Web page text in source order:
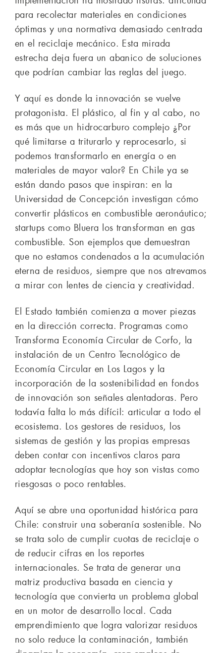
para recolectar materiales en condiciones
óptimas y una normativa demasiado centrada
en el reciclaje mecánico. Esta mirada
estrecha deja fuera un abanico de soluciones
que podrían cambiar las reglas del juego.
Y aquí es donde la innovación se vuelve
protagonista. El plástico, al fin y al cabo, no
es más que un hidrocarburo complejo ¿Por
qué limitarse a triturarlo y reprocesarlo, si
podemos transformarlo en energía o en
materiales de mayor valor? En Chile ya se
están dando pasos que inspiran: en la
Universidad de Concepción investigan cómo
convertir plásticos en combustible aeronáutico;
startups como Bluera los transforman en gas
combustible. Son ejemplos que demuestran
que no estamos condenados a la acumulación
eterna de residuos, siempre que nos atrevamos
a mirar con lentes de ciencia y creatividad.
El Estado también comienza a mover piezas
en la dirección correcta. Programas como
Transforma Economía Circular de Corfo, la
instalación de un Centro Tecnológico de
Economía Circular en Los Lagos y la
incorporación de la sostenibilidad en fondos
de innovación son señales alentadoras. Pero
todavía falta lo más difícil: articular a todo el
ecosistema. Los gestores de residuos, los
sistemas de gestión y las propias empresas
deben contar con incentivos claros para
adoptar tecnologías que hoy son vistas como
riesgosas o poco rentables.
Aquí se abre una oportunidad histórica para
Chile: construir una soberanía sostenible. No
se trata solo de cumplir cuotas de reciclaje o
de reducir cifras en los reportes
internacionales. Se trata de generar una
matriz productiva basada en ciencia y
tecnología que convierta un problema global
en un motor de desarrollo local. Cada
emprendimiento que logra valorizar residuos
no solo reduce la contaminación, también